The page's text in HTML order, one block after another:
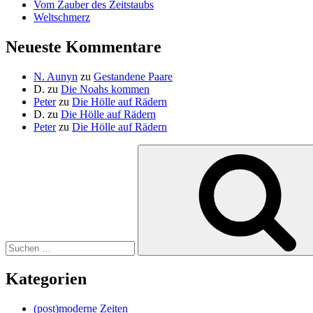
Vom Zauber des Zeitstaubs
Weltschmerz
Neueste Kommentare
N. Aunyn zu Gestandene Paare
D. zu Die Noahs kommen
Peterzu Die Hölle auf Rädern
D. zu Die Hölle auf Rädern
Peterzu Die Hölle auf Rädern
Kategorien
(post)moderne Zeiten